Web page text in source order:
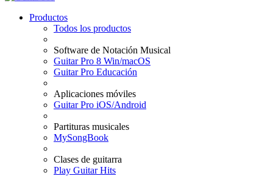
Productos
Todos los productos
Software de Notación Musical
Guitar Pro 8 Win/macOS
Guitar Pro Educación
Aplicaciones móviles
Guitar Pro iOS/Android
Partituras musicales
MySongBook
Clases de guitarra
Play Guitar Hits